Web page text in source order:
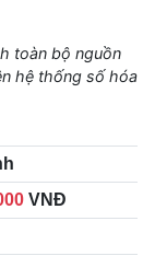
toàn bộ nguồn
hệ thống số hóa
VNĐ